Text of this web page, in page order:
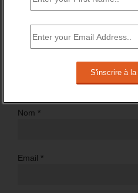
Nom *
Email *